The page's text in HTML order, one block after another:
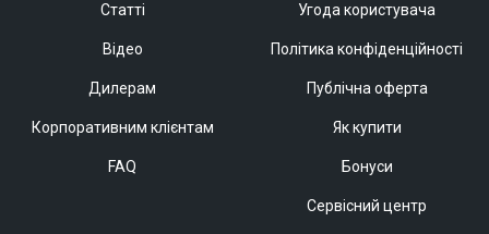
Статті
Відео
Дилерам
Корпоративним клієнтам
FAQ
Угода користувача
Політика конфіденційності
Публічна оферта
Як купити
Бонуси
Сервісний центр